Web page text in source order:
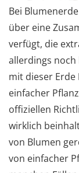
Bei
über eine
verfügt, die
allerdings noch
mit dieser Erde
einfacher
offiziellen
wirklich
von Blumen
von einfacher